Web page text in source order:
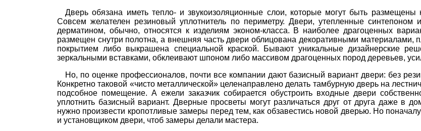
Дверь обязана иметь тепло- и звукоизоляционные слои, которые могут быть размещены
Совсем желателен резиновый уплотнитель по периметру. Двери, утепленные синтепоном
дерматином, обычно, относятся к изделиям эконом-класса. В наиболее драгоценных
размещен снутри полотна, а внешняя часть двери облицована декоративными материалами,
покрытием либо выкрашена специальной краской. Бывают уникальные дизайнерские
зеркальными вставками, обклеивают шпоном либо массивом драгоценных пород деревьев,
Но, по оценке профессионалов, почти все компании дают базисный вариант двери: без
Конкретно таковой «чисто металлической» целенаправлено делать тамбурную дверь на
подсобное помещение. А ежели заказчик собирается обустроить входные двери
уплотнить базисный вариант. Дверные просветы могут различаться друг от друга даже в
нужно произвести кропотливые замеры перед тем, как обзавестись новой дверью. Но
и установщиком двери, чтоб замеры делали мастера.